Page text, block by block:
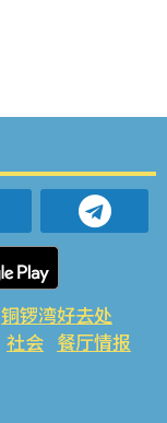
铜锣湾好去处
社会 餐厅情报